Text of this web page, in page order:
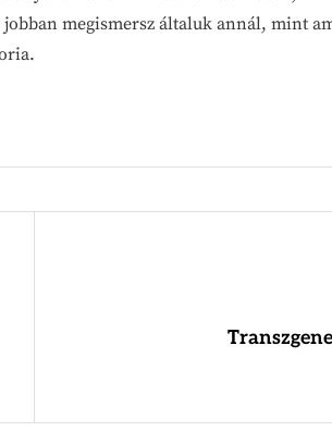
jobban megismersz általuk annál, mint